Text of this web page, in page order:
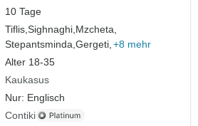
10 Tage
Tiflis,Sighnaghi, Mzcheta,
Stepantsminda,Gergeti, +8 mehr
Alter 18-35
Kaukasus
Nur: Englisch
Contiki